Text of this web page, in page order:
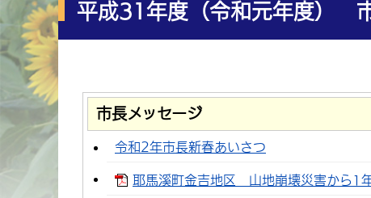
平成31年度（令和元年度）
市長メッセージ
令和2年市長新春あいさつ
耶馬溪町金吉地区 山地崩壊災害から1